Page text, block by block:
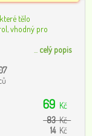
tělo
vhodný pro
celý popis
69 Kč
83Kč
14 Kč